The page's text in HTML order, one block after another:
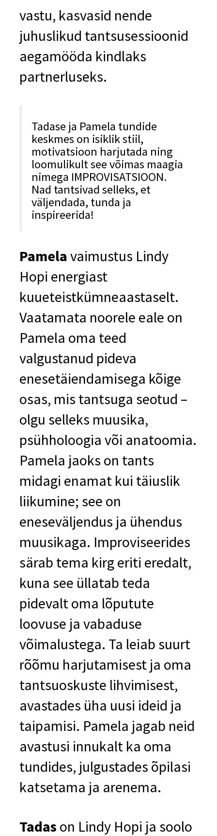
vastu, kasvasid nende
juhuslikud tantsusessioonid
aegamööda kindlaks
partnerluseks.
Tadase ja Pamela tundide
keskmes on isiklik stiil,
motivatsioon harjutada ning
loomulikult see võimas maagia
nimega IMPROVISATSIOON.
Nad tantsivad selleks, et
väljendada, tunda ja
inspireerida!
Pamela vaimustus Lindy
Hopi energiast
kuueteistkümneaastaselt.
Vaatamata noorele eale on
Pamela oma teed
valgustanud pideva
enesetäiendamisega kõige
osas, mis tantsuga seotud –
olgu selleks muusika,
psühholoogia või anatoomia.
Pamela jaoks on tants
midagi enamat kui täiuslik
liikumine; see on
eneseväljendus ja ühendus
muusikaga. Improviseerides
särab tema kirg eriti eredalt,
kuna see üllatab teda
pidevalt oma lõputute
loovuse ja vabaduse
võimalustega. Ta leiab suurt
rõõmu harjutamisest ja oma
tantsuoskuste lihvimisest,
avastades üha uusi ideid ja
taipamisi. Pamela jagab neid
avastusi innukalt ka oma
tundides, julgustades õpilasi
katsetama ja arenema.
Tadas on Lindy Hopi ja soolo